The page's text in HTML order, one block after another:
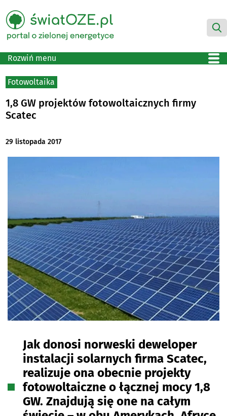
Rozwiń menu
Fotowoltaika
1,8 GW projektów fotowoltaicznych firmy
Scatec
29 listopada 2017
Jak donosi norweski deweloper
instalacji solarnych firma Scatec,
realizuje ona obecnie projekty
fotowoltaiczne o łącznej mocy 1,8
GW. Znajdują się one na całym